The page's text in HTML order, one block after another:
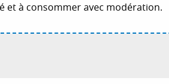
et à consommer avec modération.